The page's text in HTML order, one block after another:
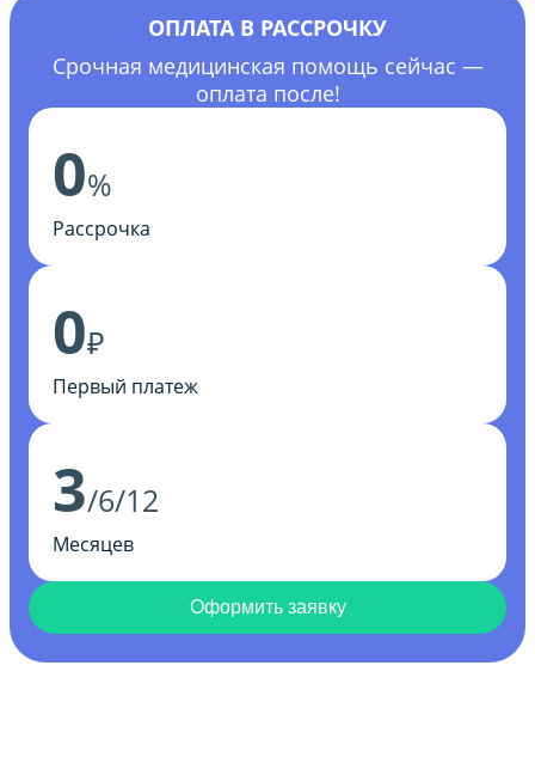
ОПЛАТА В РАССРОЧКУ
Срочная медицинская помощь сейчас —
оплата после!
0%
Рассрочка
0₽
Первый платеж
3/6/12
Месяцев
Оформить заявку